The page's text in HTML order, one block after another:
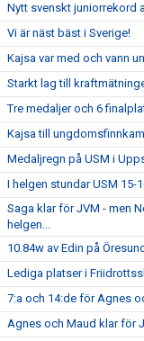
Nytt svenskt juniorrekord
Vi är näst bäst i Sverige!
Kajsa var med och vann
Starkt lag till
Tre medaljer och 6
Kajsa till
Medaljregn på USM i
I helgen stundar USM 15-
Saga klar för JVM - men
helgen...
10.84w av Edin på
Lediga platser i
7:a och 14:de för Agnes
Agnes och Maud klar för